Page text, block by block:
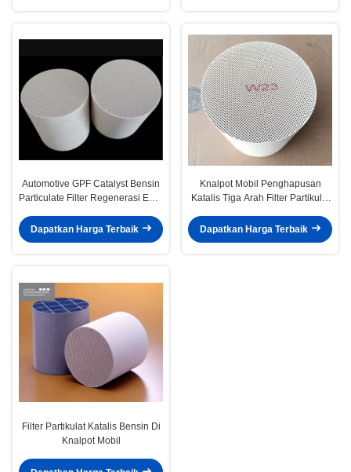
Automotive GPF Catalyst Bensin
Particulate Filter Regenerasi Euro
Dapatkan Harga Terbaik
Knalpot Mobil Penghapusan
Katalis Tiga Arah Filter Partikulat
Dapatkan Harga Terbaik
Filter Partikulat Katalis Bensin Di
Knalpot Mobil